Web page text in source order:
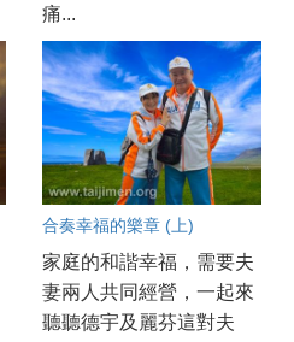
痛...
合奏幸福的樂章 (上)
家庭的和諧幸福，需要夫
妻兩人共同經營，一起來
聽聽德宇及麗芬這對夫